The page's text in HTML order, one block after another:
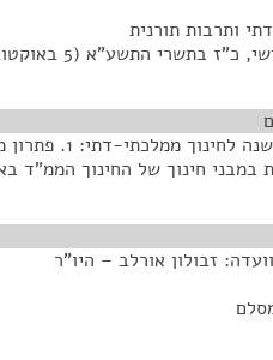
ותרבות תורנית
בתשרי התשע"א (5 באוקטובר 2010), שעה 09:00
ממלכתי-דתי: 1. פתרון מבנה לממ"ד בעמנואל
זבולון אורלב – היו"ר